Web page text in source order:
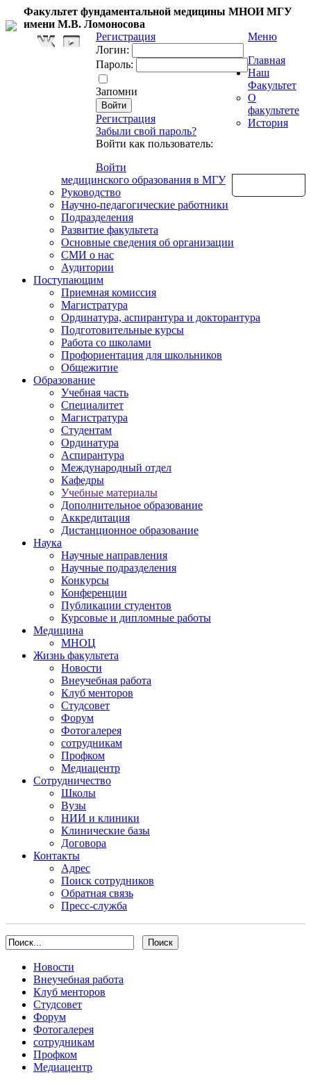
Факультет фундаментальной медицины МНОИ МГУ
имени М.В. Ломоносова
Регистрация
Логин:
Пароль:
Запомни
Регистрация
Забыли свой пароль?
Войти как пользователь:
Войти
Меню
Главная
Наш
Факультет
О
факультете
История
медицинского образования в МГУ
Руководство
Научно-педагогические работники
Подразделения
Развитие факультета
Основные сведения об организации
СМИ о нас
Аудитории
Поступающим
Приемная комиссия
Магистратура
Ординатура, аспирантура и докторантура
Подготовительные курсы
Работа со школами
Профориентация для школьников
Общежитие
Образование
Учебная часть
Специалитет
Магистратура
Студентам
Ординатура
Аспирантура
Международный отдел
Кафедры
Учебные материалы
Дополнительное образование
Аккредитация
Дистанционное образование
Наука
Научные направления
Научные подразделения
Конкурсы
Конференции
Публикации студентов
Курсовые и дипломные работы
Медицина
МНОЦ
Жизнь факультета
Новости
Внеучебная работа
Клуб менторов
Студсовет
Форум
Фотогалерея
сотрудникам
Профком
Медиацентр
Сотрудничество
Школы
Вузы
НИИ и клиники
Клинические базы
Договора
Контакты
Адрес
Поиск сотрудников
Обратная связь
Пресс-служба
Новости
Внеучебная работа
Клуб менторов
Студсовет
Форум
Фотогалерея
сотрудникам
Профком
Медиацентр